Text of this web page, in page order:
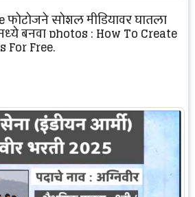
सोशल मीडियावर घातला
बनवा photos : How To Create
For Free.